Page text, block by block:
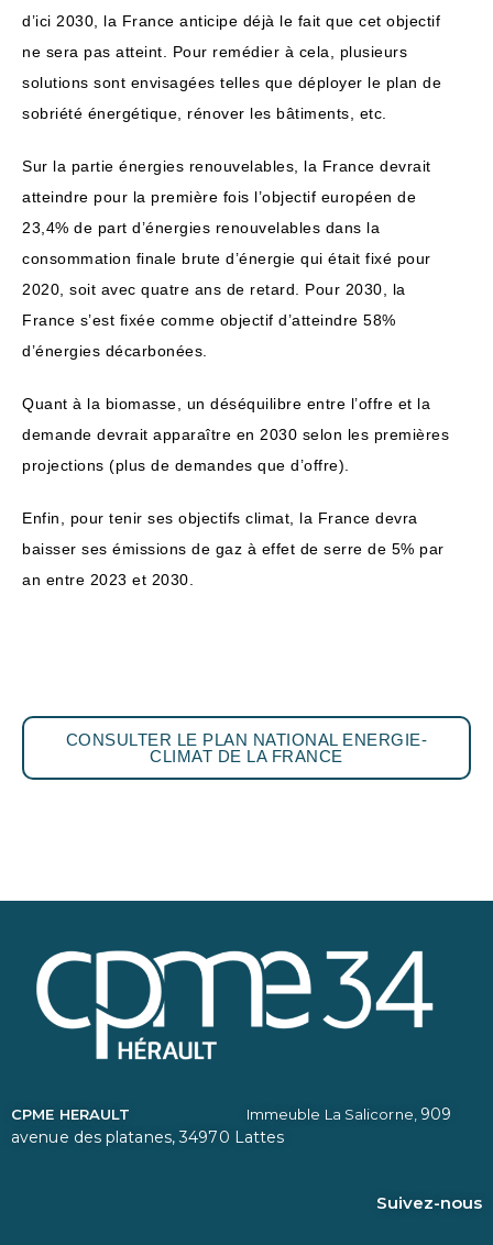
d’ici 2030, la France anticipe déjà le fait que cet objectif
ne sera pas atteint. Pour remédier à cela, plusieurs
solutions sont envisagées telles que déployer le plan de
sobriété énergétique, rénover les bâtiments, etc.
Sur la partie énergies renouvelables, la France devrait
atteindre pour la première fois l’objectif européen de
23,4% de part d’énergies renouvelables dans la
consommation finale brute d’énergie qui était fixé pour
2020, soit avec quatre ans de retard. Pour 2030, la
France s’est fixée comme objectif d’atteindre 58%
d’énergies décarbonées.
Quant à la biomasse, un déséquilibre entre l’offre et la
demande devrait apparaître en 2030 selon les premières
projections (plus de demandes que d’offre).
Enfin, pour tenir ses objectifs climat, la France devra
baisser ses émissions de gaz à effet de serre de 5% par
an entre 2023 et 2030.
CONSULTER LE PLAN NATIONAL ENERGIE-
CLIMAT DE LA FRANCE
CPME HERAULT Immeuble La Salicorne, 909
avenue des platanes,34970 Lattes
Suivez-nous